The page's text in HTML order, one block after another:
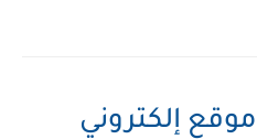
إلكتروني